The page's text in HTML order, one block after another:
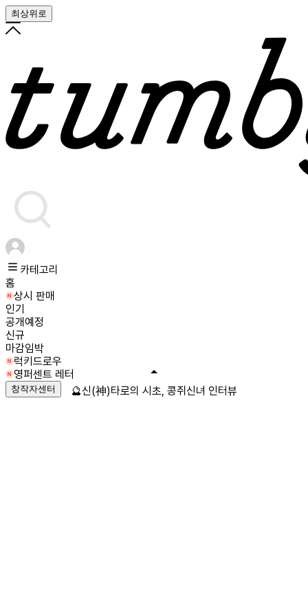
최상위로
카테고리
홈
상시 판매
인기
공개예정
신규
마감임박
럭키드로우
영퍼센트 레터
창작자센터 🔮신(神)타로의 시초, 콩쥐신녀 인터뷰